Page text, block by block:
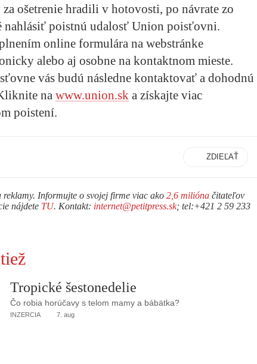
ošetrenie hradili v hotovosti, po návrate zo
nahlásiť poistnú udalosť Union poisťovni.
online formulára na webstránke
alebo aj osobne na kontaktnom mieste.
vás budú následne kontaktovať a dohodnú
na www.union.sk a získajte viac
poistení.
ZDIEĽAŤ
reklamy. Informujte o svojej firme viac ako 2,6 milióna čitateľov
nájdete TU. Kontakt: internet@petitpress.sk; tel:+421 2 59 233
Tropické šestonedelie
Čo robia horúčavy s telom mamy a bábätka?
INZERCIA 7. aug